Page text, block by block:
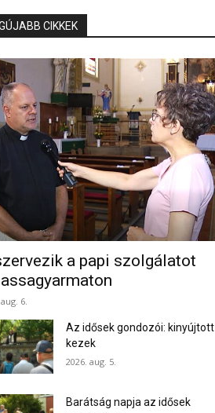
CIKKEK
a papi szolgálatot
6.
Az idősek gondozói: kinyújtott
kezek
2026. aug. 5.
Barátság napja az idősek